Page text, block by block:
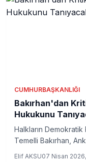
CUMHURBAŞKANLIĞI
Bakırhan'dan
Hukukunu
Halkların Demokratik
Temelli Bakırhan,
Elif AKSU07 Nisan